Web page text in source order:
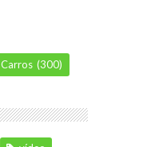
Carros (300)